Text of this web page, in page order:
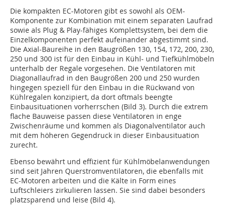
Die kompakten EC-Motoren gibt es sowohl als OEM-
Komponente zur Kombination mit einem separaten Laufrad
sowie als Plug & Play-fähiges Komplettsystem, bei dem die
Einzelkomponenten perfekt aufeinander abgestimmt sind.
Die Axial-Baureihe in den Baugrößen 130, 154, 172, 200, 230,
250 und 300 ist für den Einbau in Kühl- und Tiefkühlmöbeln
unterhalb der Regale vorgesehen. Die Ventilatoren mit
Diagonallaufrad in den Baugrößen 200 und 250 wurden
hingegen speziell für den Einbau in die Rückwand von
Kühlregalen konzipiert, da dort oftmals beengte
Einbausituationen vorherrschen (Bild 3). Durch die extrem
flache Bauweise passen diese Ventilatoren in enge
Zwischenräume und kommen als Diagonalventilator auch
mit dem höheren Gegendruck in dieser Einbausituation
zurecht.
Ebenso bewährt und effizient für Kühlmöbel­anwendungen
sind seit Jahren Querstromventilatoren, die ebenfalls mit
EC-Motoren arbeiten und die Kälte in Form eines
Luftschleiers zirkulieren lassen. Sie sind dabei besonders
platzsparend und leise (Bild 4).